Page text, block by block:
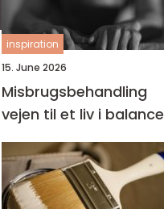
inspiration
15. June 2026
Misbrugsbehandling
vejen til et liv i balance